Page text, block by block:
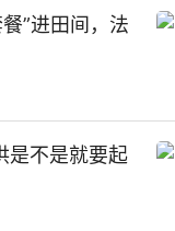
”进田间，法
是不是就要起